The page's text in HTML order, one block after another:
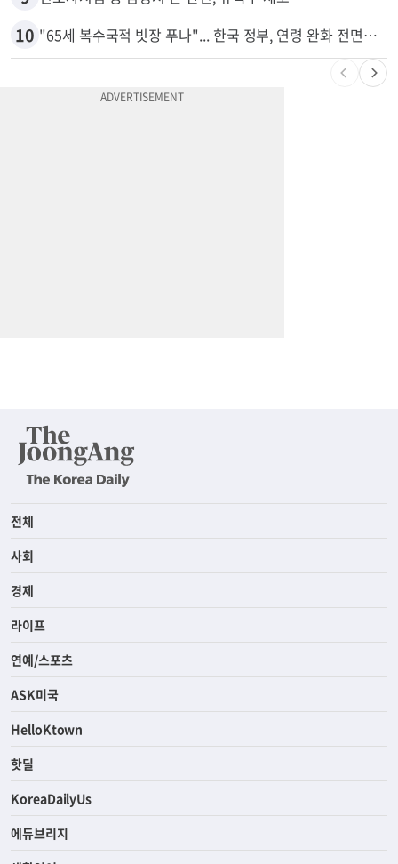
9 변호사시험 중 심정지 온 한인, 뉴욕주 제소
"65세 복수국적 빗장 푸나"... 한국 정부, 연령 완화 전면 추진
전체
사회
경제
라이프
연예/스포츠
ASK미국
HelloKtown
핫딜
KoreaDailyUs